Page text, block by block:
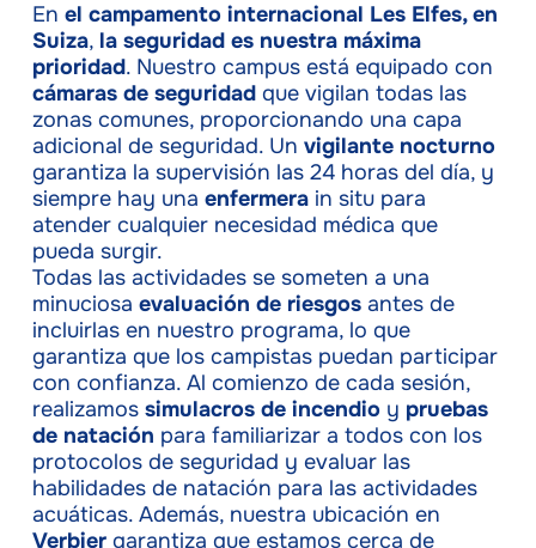
En el campamento internacional Les Elfes, en
Suiza, la seguridad es nuestra máxima
prioridad. Nuestro campus está equipado con
cámaras de seguridadque vigilan todas las
zonas comunes, proporcionando una capa
adicional de seguridad. Un vigilante nocturno
garantiza la supervisión las 24 horas del día, y
siempre hay una enfermerain situ para
atender cualquier necesidad médica que
pueda surgir.
Todas las actividades se someten a una
minuciosa evaluación de riesgosantes de
incluirlas en nuestro programa, lo que
garantiza que los campistas puedan participar
con confianza. Al comienzo de cada sesión,
realizamos simulacros de incendioy pruebas
de natación para familiarizar a todos con los
protocolos de seguridad y evaluar las
habilidades de natación para las actividades
acuáticas. Además, nuestra ubicación en
Verbiergarantiza que estamos cerca de